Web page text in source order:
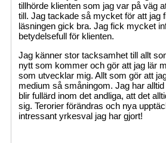
tillhörde klienten som jag var på väg
till. Jag tackade så mycket för att jag
läsningen gick bra. Jag fick mycket
betydelsefull för klienten.
Jag känner stor tacksamhet till allt
nytt som kommer och gör att jag lär
som utvecklar mig. Allt som gör att
medium så småningom. Jag har
blir fullärd inom det andliga, att det
sig. Terorier förändras och nya
intressant yrkesval jag har gjort!